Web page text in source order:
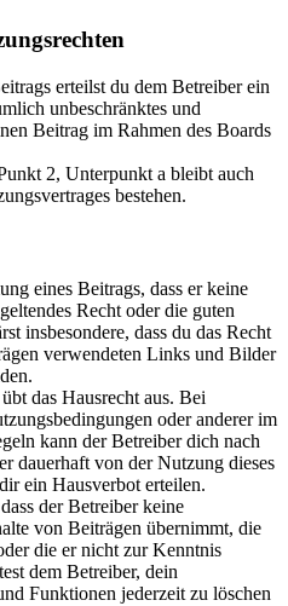
erteilst du dem Betreiber ein
unbeschränktes und
Beitrag im Rahmen des Boards
2, Unterpunkt a bleibt auch
bestehen.
eines Beitrags, dass er keine
Recht oder die guten
insbesondere, dass du das Recht
verwendeten Links und Bilder
das Hausrecht aus. Bei
oder anderer im
kann der Betreiber dich nach
dauerhaft von der Nutzung dieses
ein Hausverbot erteilen.
der Betreiber keine
von Beiträgen übernimmt, die
die er nicht zur Kenntnis
dem Betreiber, dein
Funktionen jederzeit zu löschen